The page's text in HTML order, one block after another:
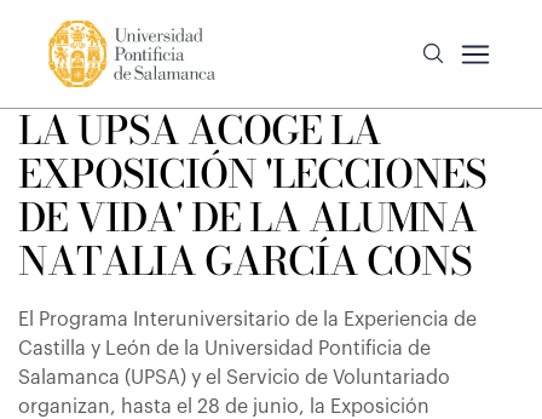
LA UPSA ACOGE LA
EXPOSICIÓN 'LECCIONES
DE VIDA' DE LA ALUMNA
NATALIA GARCÍA CONS
El Programa Interuniversitario de la Experiencia de
Castilla y León de la Universidad Pontificia de
Salamanca (UPSA) y el Servicio de Voluntariado
organizan, hasta el 28 de junio, la Exposición